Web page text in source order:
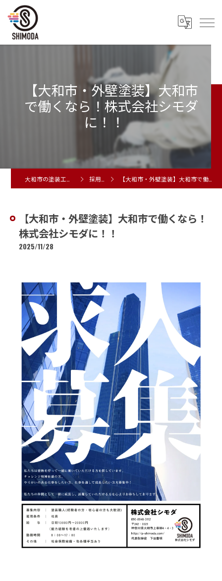
【大和市・外壁塗装】大和市
で働くなら！株式会社シモダ
に！！
採用ブログ 【大和市・外壁塗装】大和市で働くなら！株式会社シモダに！！
【大和市・外壁塗装】大和市で働くなら！
株式会社シモダに！！
2025/11/28